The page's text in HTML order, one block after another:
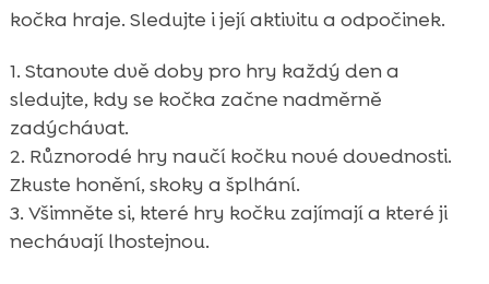
kočka hraje. Sledujte i její aktivitu a odpočinek.
Stanovte dvě doby pro hry každý den a
sledujte, kdy se kočka začne nadměrně
zadýchávat.
Různorodé hry naučí kočku nové dovednosti.
Zkuste honění, skoky a šplhání.
Všimněte si, které hry kočku zajímají a které ji
nechávají lhostejnou.